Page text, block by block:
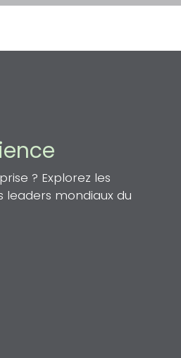
? Explorez les
mondiaux du